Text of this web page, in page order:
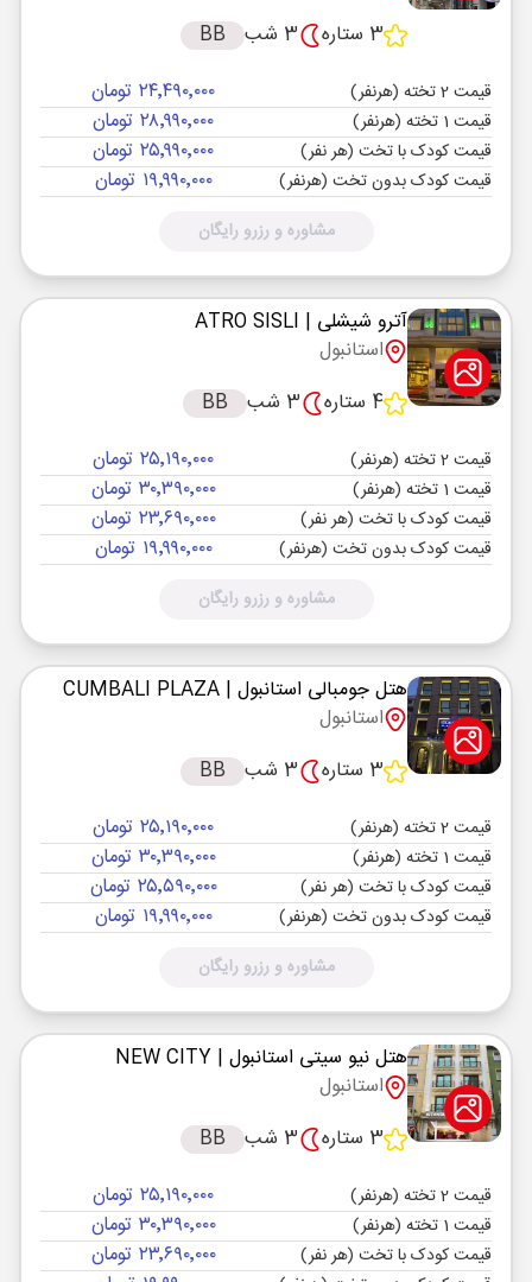
3 ستاره
3 شب BB
قیمت 2 تخته (هرنفر) ۲۴٬۴۹۰٬۰۰۰ تومان
قیمت 1 تخته (هرنفر) ۲۸٬۹۹۰٬۰۰۰ تومان
قیمت کودک با تخت (هر نفر) ۲۵٬۹۹۰٬۰۰۰ تومان
قیمت کودک بدون تخت (هرنفر) ۱۹٬۹۹۰٬۰۰۰ تومان
مشاوره و رزرو رایگان
آترو شیشلی | ATRO SISLI
استانبول
4 ستاره
3 شب BB
قیمت 2 تخته (هرنفر) ۲۵٬۱۹۰٬۰۰۰ تومان
قیمت 1 تخته (هرنفر) ۳۰٬۳۹۰٬۰۰۰ تومان
قیمت کودک با تخت (هر نفر) ۲۳٬۶۹۰٬۰۰۰ تومان
قیمت کودک بدون تخت (هرنفر) ۱۹٬۹۹۰٬۰۰۰ تومان
مشاوره و رزرو رایگان
هتل جومبالی استانبول | CUMBALI PLAZA
استانبول
3 ستاره
3 شب BB
قیمت 2 تخته (هرنفر) ۲۵٬۱۹۰٬۰۰۰ تومان
قیمت 1 تخته (هرنفر) ۳۰٬۳۹۰٬۰۰۰ تومان
قیمت کودک با تخت (هر نفر) ۲۵٬۵۹۰٬۰۰۰ تومان
قیمت کودک بدون تخت (هرنفر) ۱۹٬۹۹۰٬۰۰۰ تومان
مشاوره و رزرو رایگان
هتل نیو سیتی استانبول | NEW CITY
استانبول
3 ستاره
3 شب BB
قیمت 2 تخته (هرنفر) ۲۵٬۱۹۰٬۰۰۰ تومان
قیمت 1 تخته (هرنفر) ۳۰٬۳۹۰٬۰۰۰ تومان
قیمت کودک با تخت (هر نفر) ۲۳٬۶۹۰٬۰۰۰ تومان